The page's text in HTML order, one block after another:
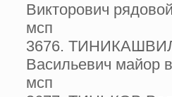
Викторович
мсп
3676.
Васильевич майор
мсп